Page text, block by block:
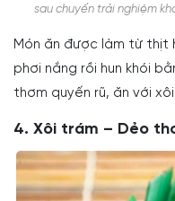
sau chuyến trải nghiệm
Món ăn được làm từ
phơi nắng rồi hun khói
thơm quyến rũ, ăn với
4. Xôi trám – Dẻo